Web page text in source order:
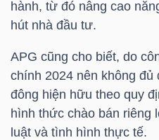
hành, từ đó nâng cao
hút nhà đầu tư.
APG cũng cho biết, do
chính 2024 nên không đủ
đông hiện hữu theo quy
hình thức chào bán riêng
luật và tình hình thực tế.
DOANH
NGHIỆP
CỔ
PHIẾU